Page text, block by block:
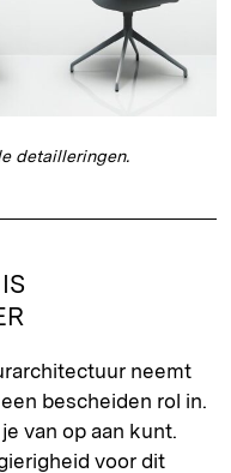
detailleringen.
IS
neemt
bescheiden rol in.
van op aan kunt.
voor dit